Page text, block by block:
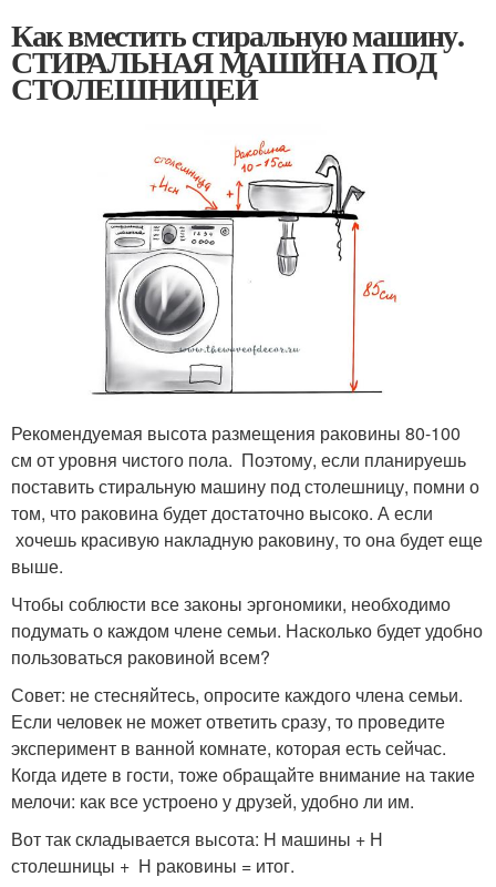
Как вместить стиральную машину.
СТИРАЛЬНАЯ МАШИНА ПОД
СТОЛЕШНИЦЕЙ
Рекомендуемая высота размещения раковины 80-100
см от уровня чистого пола. Поэтому, если планируешь
поставить стиральную машину под столешницу, помни о
том, что раковина будет достаточно высоко. А если
хочешь красивую накладную раковину, то она будет еще
выше.
Чтобы соблюсти все законы эргономики, необходимо
подумать о каждом члене семьи. Насколько будет удобно
пользоваться раковиной всем?
Совет: не стесняйтесь, опросите каждого члена семьи.
Если человек не может ответить сразу, то проведите
эксперимент в ванной комнате, которая есть сейчас.
Когда идете в гости, тоже обращайте внимание на такие
мелочи: как все устроено у друзей, удобно ли им.
Вот так складывается высота: H машины + Н
столешницы + Н раковины = итог.